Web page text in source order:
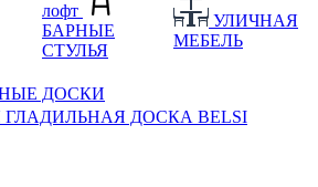
лофт
БАРНЫЕ
СТУЛЬЯ
УЛИЧНАЯ
МЕБЕЛЬ
ДОСКИ
ДОСКА BELSI